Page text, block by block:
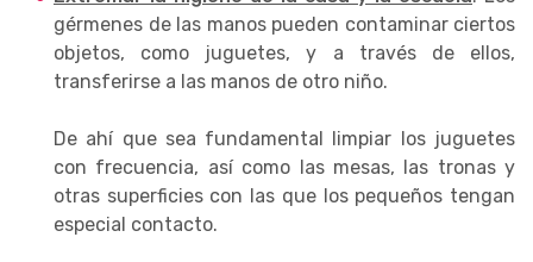
gérmenes de las manos pueden contaminar ciertos
objetos, como juguetes, y a través de ellos,
transferirse a las manos de otro niño.
De ahí que sea fundamental limpiar los juguetes
con frecuencia, así como las mesas, las tronas y
otras superficies con las que los pequeños tengan
especial contacto.